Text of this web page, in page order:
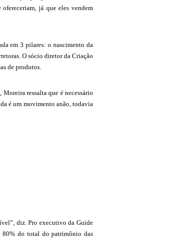
já que eles vendem
em 3 pilares: o nascimento da
O sócio diretor da Criação
de produtos.
ressalta que é necessário
é um movimento anão, todavia
diz. Pro executivo da Guide
80% do total do patrimônio das